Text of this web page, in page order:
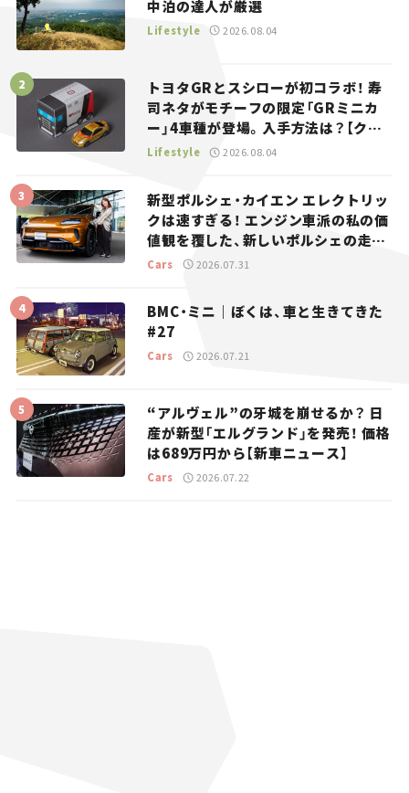
中泊の達人が厳選
Lifestyle 2026.08.04
トヨタGRとスシローが初コラボ！ 寿
司ネタがモチーフの限定「GRミニカ
ー」4車種が登場。入手方法は？【クル
マとホビー】
Lifestyle 2026.08.04
新型ポルシェ・カイエン エレクトリッ
クは速すぎる！ エンジン車派の私の価
値観を覆した、新しいポルシェの走
り。
Cars 2026.07.31
BMC・ミニ｜ぼくは、車と生きてきた
#27
Cars 2026.07.21
“アルヴェル”の牙城を崩せるか？ 日
産が新型「エルグランド」を発売！ 価格
は689万円から【新車ニュース】
Cars 2026.07.22